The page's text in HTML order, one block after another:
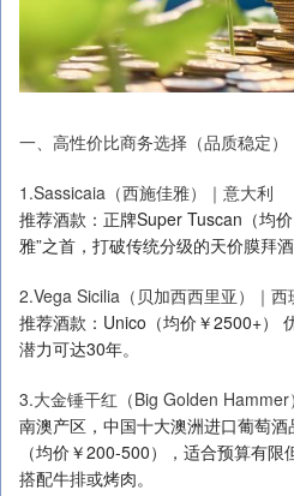
一、高性价比商务选择（品质稳定）
1.Sassicaia（西施佳雅）｜意大利
推荐酒款：正牌Super Tuscan（均
雅”之首，打破传统分级的天价膜拜酒
2.Vega Sicilia（贝加西西里亚）｜西
推荐酒款：Unico（均价￥2500+）
潜力可达30年。
3.大金锤干红（Big Golden Hammer
南澳产区，中国十大澳洲进口葡萄
（均价￥200-500），适合预算有
搭配牛排或烤肉。